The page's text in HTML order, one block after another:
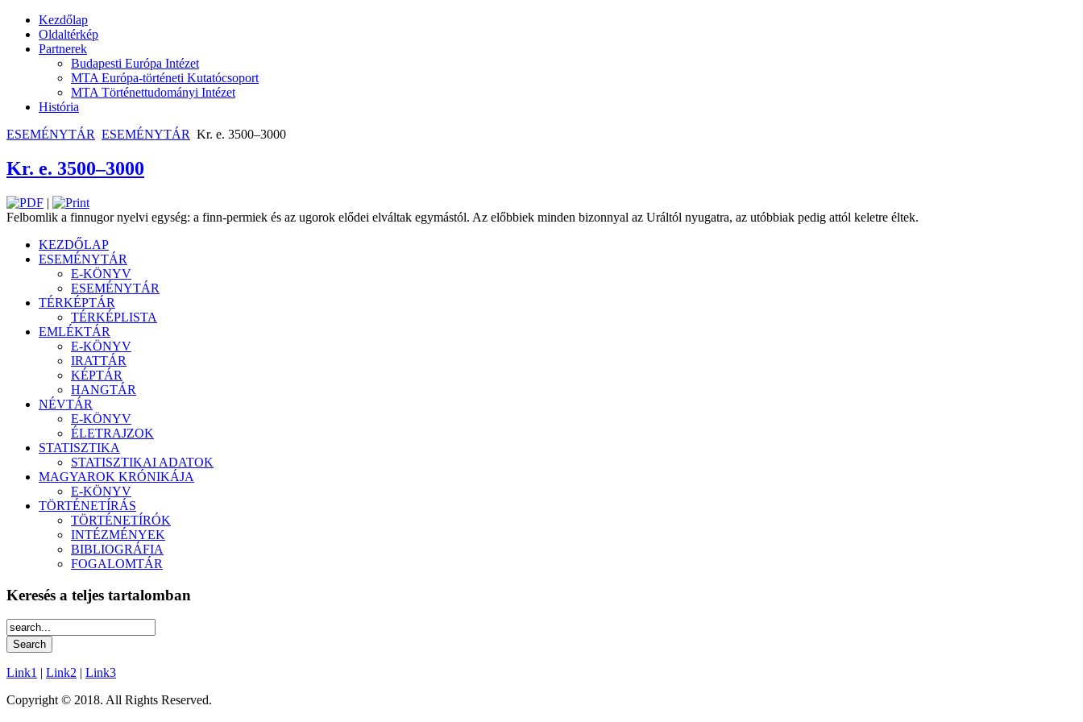
Kezdőlap
Oldaltérkép
Partnerek
Budapesti Európa Intézet
MTA Európa-történeti Kutatócsoport
MTA Történettudományi Intézet
História
ESEMÉNYTÁR ESEMÉNYTÁR Kr. e. 3500–3000
Kr. e. 3500–3000
|
Felbomlik a finnugor nyelvi egység: a finn-­permiek és az ugorok elődei elváltak egymástól. Az előbbiek minden bizonnyal az Uráltól nyugatra, az utóbbiak pedig attól keletre éltek.
KEZDŐLAP
ESEMÉNYTÁR
E-KÖNYV
ESEMÉNYTÁR
TÉRKÉPTÁR
TÉRKÉPLISTA
EMLÉKTÁR
E-KÖNYV
IRATTÁR
KÉPTÁR
HANGTÁR
NÉVTÁR
E-KÖNYV
ÉLETRAJZOK
STATISZTIKA
STATISZTIKAI ADATOK
MAGYAROK KRÓNIKÁJA
E-KÖNYV
TÖRTÉNETÍRÁS
TÖRTÉNETÍRÓK
INTÉZMÉNYEK
BIBLIOGRÁFIA
FOGALOMTÁR
Keresés a teljes tartalomban
Link1 | Link2 | Link3
Copyright © 2018. All Rights Reserved.